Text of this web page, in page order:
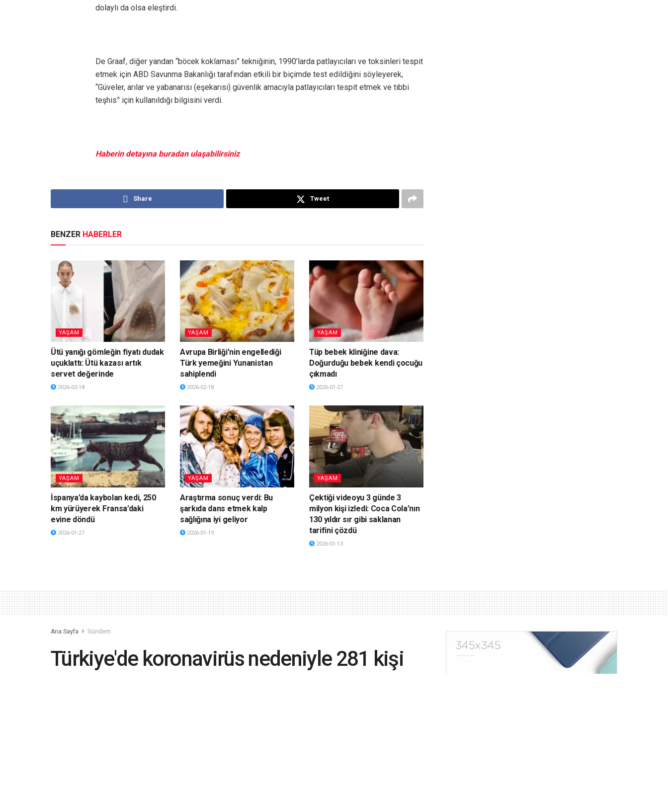
dolaylı da olsa eleştirdi.
De Graaf, diğer yandan “böcek koklaması” tekniğinin, 1990’larda patlayıcıları ve toksinleri tespit
etmek için ABD Savunma Bakanlığı tarafından etkili bir biçimde test edildiğini söyleyerek,
“Güveler, arılar ve yabanarısı (eşekarısı) güvenlik amacıyla patlayıcıları tespit etmek ve tıbbi
teşhis” için kullanıldığı bilgisini verdi.
Haberin detayına buradan ulaşabilirsiniz
Share Tweet
BENZER HABERLER
YAŞAM
Ütü yanığı gömleğin fiyatı dudak
uçuklattı: Ütü kazası artık
servet değerinde
2026-02-18
YAŞAM
Avrupa Birliği’nin engellediği
Türk yemeğini Yunanistan
sahiplendi
2026-02-18
YAŞAM
Tüp bebek kliniğine dava:
Doğurduğu bebek kendi çocuğu
çıkmadı
2026-01-27
YAŞAM
İspanya’da kaybolan kedi, 250
km yürüyerek Fransa’daki
evine döndü
2026-01-27
YAŞAM
Araştırma sonuç verdi: Bu
şarkıda dans etmek kalp
sağlığına iyi geliyor
2026-01-19
YAŞAM
Çektiği videoyu 3 günde 3
milyon kişi izledi: Coca Cola’nın
130 yıldır sır gibi saklanan
tarifini çözdü
2026-01-13
Ana Sayfa Gündem
Türkiye'de koronavirüs nedeniyle 281 kişi